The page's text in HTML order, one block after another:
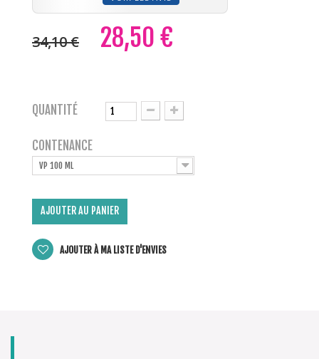
34,10 € 28,50 €
QUANTITÉ
CONTENANCE
VP 100 ML
AJOUTER AU PANIER
AJOUTER À MA LISTE D'ENVIES